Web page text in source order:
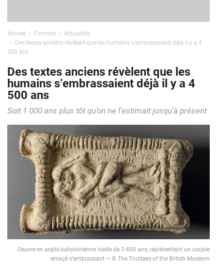
Accueil Formats
Actualités
Des textes anciens révèlent que les humains s’embrassaient déjà il y a 4
500 ans
Des textes anciens révèlent que les
humains s’embrassaient déjà il y a 4
500 ans
Soit 1 000 ans plus tôt qu’on ne l’estimait jusqu’à présent
Oeuvre en argile babylonienne vieille de 3 800 ans, représentant un couple
enlaçé s’embrassant — © The Trustees of the British Museum